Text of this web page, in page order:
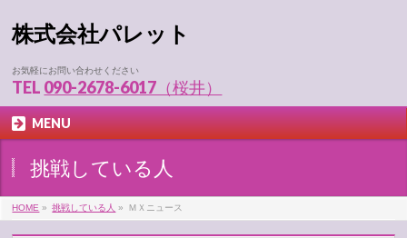
株式会社パレット
お気軽にお問い合わせください
TEL 090-2678-6017（桜井）
MENU
挑戦している人
HOME » 挑戦している人 » ＭＸニュース